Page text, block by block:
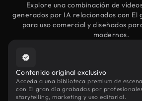
Explore una combinación de
generados por IA relacionados con El
para uso comercial y diseñados
modernos.
Contenido original exclusivo
Acceda a una biblioteca premium de
con El gran día grabadas por
storytelling, marketing y uso editorial.